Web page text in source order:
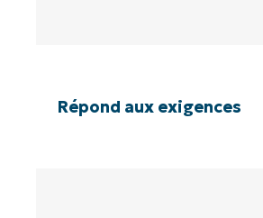
Répond aux exigences